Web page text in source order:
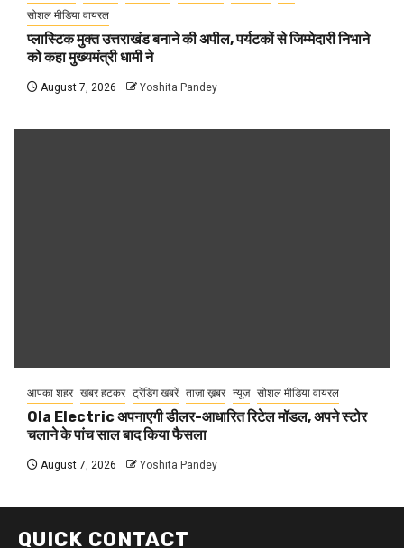
सोशल मीडिया वायरल
प्लास्टिक मुक्त उत्तराखंड बनाने की अपील, पर्यटकों से जिम्मेदारी निभाने
को कहा मुख्यमंत्री धामी ने
August 7, 2026 Yoshita Pandey
आपका शहर खबर हटकर ट्रेंडिंग खबरें ताज़ा ख़बर न्यूज़ सोशल मीडिया वायरल
Ola Electric अपनाएगी डीलर-आधारित रिटेल मॉडल, अपने स्टोर
चलाने के पांच साल बाद किया फैसला
August 7, 2026 Yoshita Pandey
QUICK CONTACT